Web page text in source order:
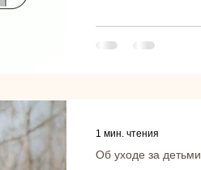
Об уходе за детьми
1 мин. чтения